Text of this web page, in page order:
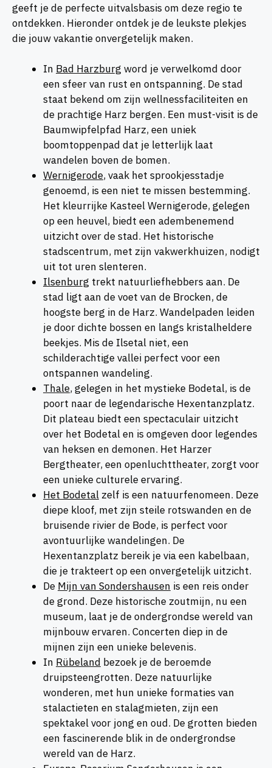
geeft je de perfecte uitvalsbasis om deze regio te
ontdekken. Hieronder ontdek je de leukste plekjes
die jouw vakantie onvergetelijk maken.
In Bad Harzburg word je verwelkomd door
een sfeer van rust en ontspanning. De stad
staat bekend om zijn wellnessfaciliteiten en
de prachtige Harz bergen. Een must-visit is de
Baumwipfelpfad Harz, een uniek
boomtoppenpad dat je letterlijk laat
wandelen boven de bomen.
Wernigerode, vaak het sprookjesstadje
genoemd, is een niet te missen bestemming.
Het kleurrijke Kasteel Wernigerode, gelegen
op een heuvel, biedt een adembenemend
uitzicht over de stad. Het historische
stadscentrum, met zijn vakwerkhuizen, nodigt
uit tot uren slenteren.
Ilsenburg trekt natuurliefhebbers aan. De
stad ligt aan de voet van de Brocken, de
hoogste berg in de Harz. Wandelpaden leiden
je door dichte bossen en langs kristalheldere
beekjes. Mis de Ilsetal niet, een
schilderachtige vallei perfect voor een
ontspannen wandeling.
Thale, gelegen in het mystieke Bodetal, is de
poort naar de legendarische Hexentanzplatz.
Dit plateau biedt een spectaculair uitzicht
over het Bodetal en is omgeven door legendes
van heksen en demonen. Het Harzer
Bergtheater, een openluchttheater, zorgt voor
een unieke culturele ervaring.
Het Bodetal zelf is een natuurfenomeen. Deze
diepe kloof, met zijn steile rotswanden en de
bruisende rivier de Bode, is perfect voor
avontuurlijke wandelingen. De
Hexentanzplatz bereik je via een kabelbaan,
die je trakteert op een onvergetelijk uitzicht.
De Mijn van Sondershausen is een reis onder
de grond. Deze historische zoutmijn, nu een
museum, laat je de ondergrondse wereld van
mijnbouw ervaren. Concerten diep in de
mijnen zijn een unieke belevenis.
In Rübeland bezoek je de beroemde
druipsteengrotten. Deze natuurlijke
wonderen, met hun unieke formaties van
stalactieten en stalagmieten, zijn een
spektakel voor jong en oud. De grotten bieden
een fascinerende blik in de ondergrondse
wereld van de Harz.